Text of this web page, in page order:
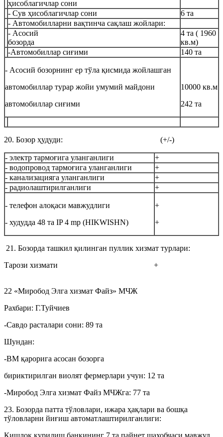
ҳисоблагичлар сони
- Сув ҳисоблагичлар сони
6 та
- Автомобилларни вақтинча сақлаш жойлари:
- Асосий
бозорда
4 та ( 1960
кв.м)
-Автомобиллар сиғими
140 та
- Асосий бозорнинг ер тўла қисмида жойлашган
автомобиллар турар жойи умумий майдони
автомобиллар сиғими
10000 кв.м
242 та
20. Бозор ҳудуди: (+/-)
- электр тармоғига уланганлиги
+
- водопровод тармоғига уланганлиги
+
- канализацияга уланганлиги
+
- радиолаштирилганлиги
+
- телефон алоқаси мавжудлиги
- худудда 48 та IP 4 mp (HIKWISHN)
+
+
21. Бозорда ташкил қилинган пуллик хизмат турлари:
Тарози хизмати
+
22 «Миробод Элга хизмат Файз» МЧЖ
Рахбари: Г.Туйчиев
-Савдо расталари сони: 89 та
Шундан:
-ВМ қарорига асосан бозорга
бириктирилган виолят фермерлари учун: 12 та
-Миробод Элга хизмат Файз МЧЖга: 77 та
23. Бозорда патта тўловлари, ижара ҳақлари ва бошқа
тўловларни йиғиш автоматлаштирилганлиги:
Қишлоқ қурилиш банкининг 7 та пайнет шахобчаси мавжуд